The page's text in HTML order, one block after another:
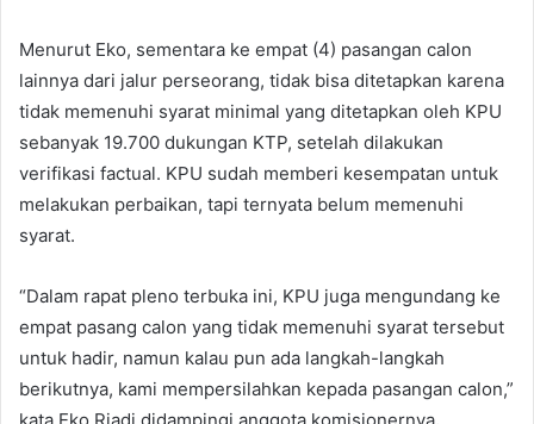
Menurut Eko, sementara ke empat (4) pasangan calon
lainnya dari jalur perseorang, tidak bisa ditetapkan karena
tidak memenuhi syarat minimal yang ditetapkan oleh KPU
sebanyak 19.700 dukungan KTP, setelah dilakukan
verifikasi factual. KPU sudah memberi kesempatan untuk
melakukan perbaikan, tapi ternyata belum memenuhi
syarat.
“Dalam rapat pleno terbuka ini, KPU juga mengundang ke
empat pasang calon yang tidak memenuhi syarat tersebut
untuk hadir, namun kalau pun ada langkah-langkah
berikutnya, kami mempersilahkan kepada pasangan calon,”
kata Eko Riadi didampingi anggota komisionernya,